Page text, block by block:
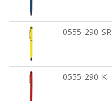
0555-290-SR
0555-290-K